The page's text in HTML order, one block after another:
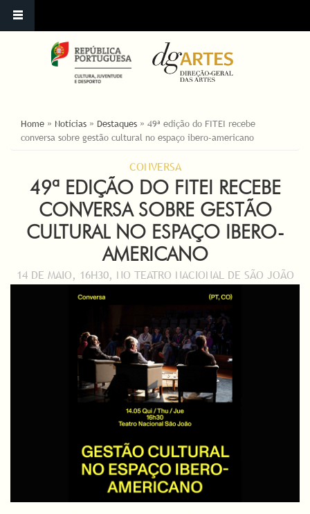
ESTÁ AQUI
Home » Notícias » Destaques » 49ª edição do FITEI recebe
conversa sobre gestão cultural no espaço ibero-americano
CONVERSA
49ª EDIÇÃO DO FITEI RECEBE
CONVERSA SOBRE GESTÃO
CULTURAL NO ESPAÇO IBERO-
AMERICANO
14 DE MAIO, 16H30, NO TEATRO NACIONAL DE SÃO JOÃO